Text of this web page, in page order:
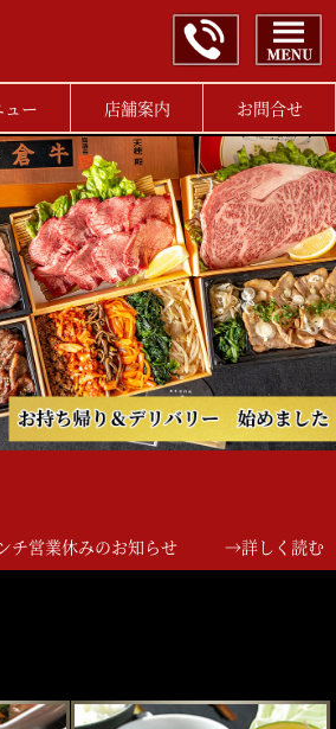
ュー 店舗案内 お問合せ
チ営業休みのお知らせ
→詳しく読む